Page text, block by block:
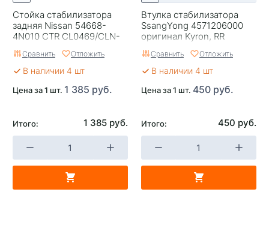
Стойка стабилизатора
задняя Nissan 54668-
4N010 CTR CL0469/CLN-
46 C24, L
Сравнить Отложить
В наличии 4 шт
Цена за 1 шт. 1 385 руб.
Итого: 1 385 руб.
Втулка стабилизатора
SsangYong 4571206000
оригинал Kyron, RR
Сравнить Отложить
В наличии 4 шт
Цена за 1 шт. 450 руб.
Итого: 450 руб.